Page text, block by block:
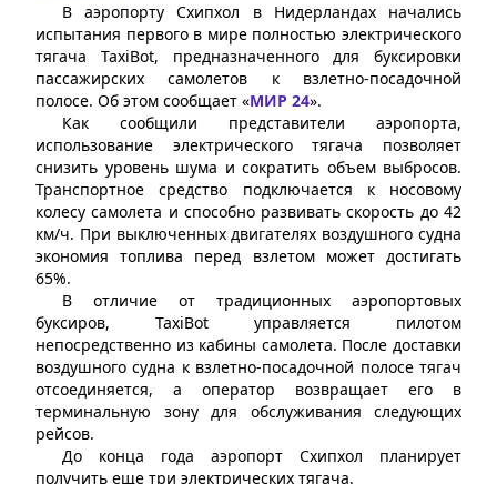
В аэропорту Схипхол в Нидерландах начались
испытания первого в мире полностью электрического
тягача TaxiBot, предназначенного для буксировки
пассажирских самолетов к взлетно-посадочной
полосе. Об этом сообщает «МИР 24».
Как сообщили представители аэропорта,
использование электрического тягача позволяет
снизить уровень шума и сократить объем выбросов.
Транспортное средство подключается к носовому
колесу самолета и способно развивать скорость до 42
км/ч. При выключенных двигателях воздушного судна
экономия топлива перед взлетом может достигать
65%.
В отличие от традиционных аэропортовых
буксиров, TaxiBot управляется пилотом
непосредственно из кабины самолета. После доставки
воздушного судна к взлетно-посадочной полосе тягач
отсоединяется, а оператор возвращает его в
терминальную зону для обслуживания следующих
рейсов.
До конца года аэропорт Схипхол планирует
получить еще три электрических тягача.